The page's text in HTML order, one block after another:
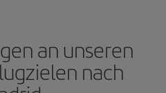
an unseren
nach